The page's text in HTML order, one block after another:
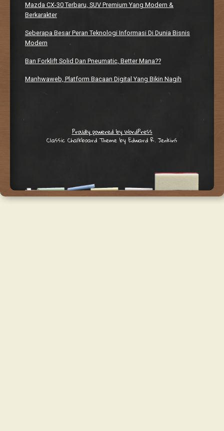
Mazda CX-30 Terbaru, SUV Premium Yang Modern &
Berkarakter
Seberapa Besar Peran Teknologi Informasi Di Dunia Bisnis
Modern
Ban Forklift Solid Dan Pneumatic, Better Mana??
Manhwaweb, Platform Bacaan Digital Yang Bikin Nagih
Proudly powered by WordPress
Classic Chalkboard Theme by Edward R. Jenkins